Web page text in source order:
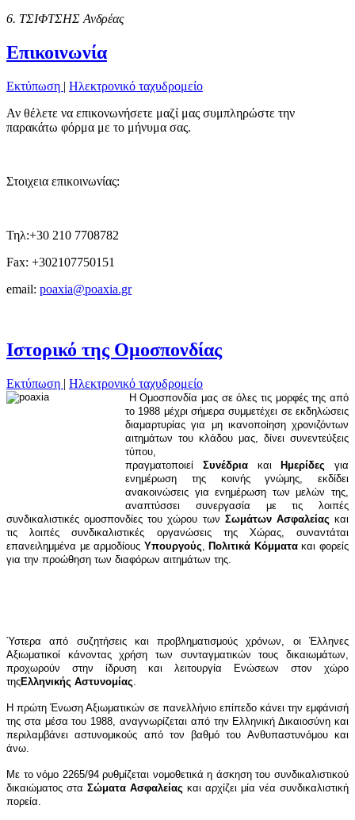
6. ΤΣΙΦΤΣΗΣ Ανδρέας
Επικοινωνία
Εκτύπωση | Ηλεκτρονικό ταχυδρομείο
Αν θέλετε να επικονωνήσετε μαζί μας συμπληρώστε την
παρακάτω φόρμα με το μήνυμα σας.
Στοιχεια επικοινωνίας:
Τηλ:+30 210 7708782
Fax: +302107750151
email: poaxia@poaxia.gr
Ιστορικό της Ομοσπονδίας
Εκτύπωση | Ηλεκτρονικό ταχυδρομείο
Η Ομοσπονδία μας σε όλες τις μορφές της από
το 1988 μέχρι σήμερα συμμετέχει σε εκδηλώσεις
διαμαρτυρίας για μη ικανοποίηση χρονιζόντων
αιτημάτων του κλάδου μας, δίνει συνεντεύξεις
τύπου,
πραγματοποιεί Συνέδριακαι Ημερίδες για
ενημέρωση της κοινής γνώμης, εκδίδει
ανακοινώσεις για ενημέρωση των μελών της,
αναπτύσσει συνεργασία με τις λοιπές
συνδικαλιστικές ομοσπονδίες του χώρου των Σωμάτων Ασφαλείας και
τις λοιπές συνδικαλιστικές οργανώσεις της Χώρας, συναντάται
επανειλημμένα με αρμοδίους Υπουργούς Πολιτικά Κόμματακαι φορείς
για την προώθηση των διαφόρων αιτημάτων της.
Ύστερα από συζητήσεις και προβληματισμούς χρόνων, οι Έλληνες
Αξιωματικοί κάνοντας χρήση των συνταγματικών τους δικαιωμάτων,
προχωρούν στην ίδρυση και λειτουργία Ενώσεων στον χώρο
τηςΕλληνικής Αστυνομίας
Η πρώτη Ένωση Αξιωματικών σε πανελλήνιο επίπεδο κάνει την εμφάνισή
της στα μέσα του 1988, αναγνωρίζεται από την Ελληνική Δικαιοσύνη και
περιλαμβάνει αστυνομικούς από τον βαθμό του Ανθυπαστυνόμου και
άνω.
Με το νόμο 2265/94 ρυθμίζεται νομοθετικά η άσκηση του συνδικαλιστικού
δικαιώματος στα Σώματα Ασφαλείας και αρχίζει μία νέα συνδικαλιστική
πορεία.